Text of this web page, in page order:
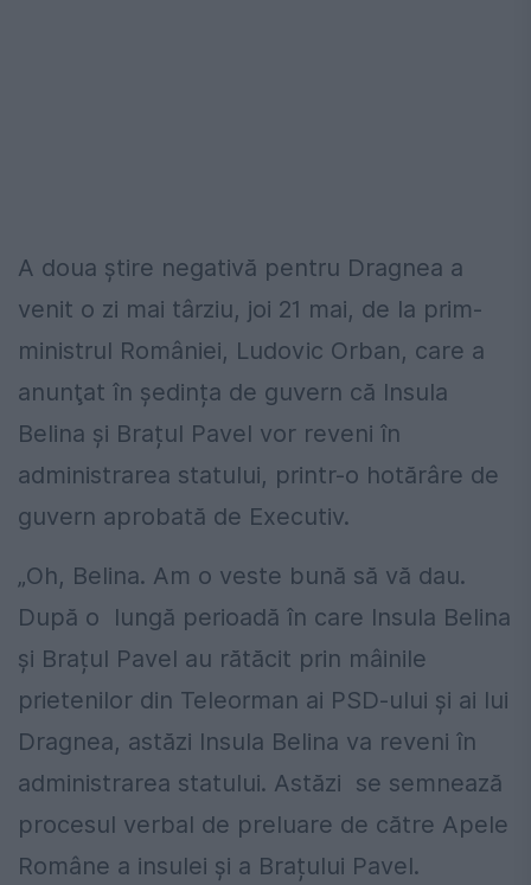
A doua ştire negativă pentru Dragnea a
venit o zi mai târziu, joi 21 mai, de la prim-
ministrul României, Ludovic Orban, care a
anunţat în ședința de guvern că Insula
Belina și Brațul Pavel vor reveni în
administrarea statului, printr-o hotărâre de
guvern aprobată de Executiv.
„Oh, Belina. Am o veste bună să vă dau.
După o lungă perioadă în care Insula Belina
și Brațul Pavel au rătăcit prin mâinile
prietenilor din Teleorman ai PSD-ului și ai lui
Dragnea, astăzi Insula Belina va reveni în
administrarea statului. Astăzi se semnează
procesul verbal de preluare de către Apele
Române a insulei și a Brațului Pavel.